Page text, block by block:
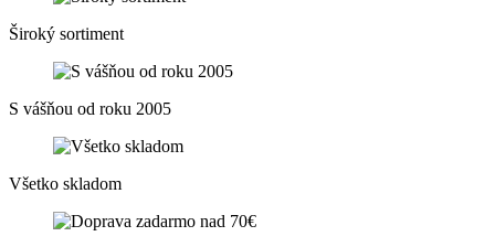
Široký sortiment
S vášňou od roku 2005
Všetko skladom